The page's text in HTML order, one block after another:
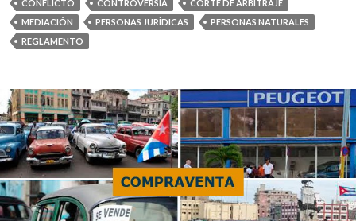
CONFLICTO CONTROVERSIA
CORTE DE ARBITRAJE
MEDIACIÓN
PERSONAS JURÍDICAS
PERSONAS NATURALES
REGLAMENTO